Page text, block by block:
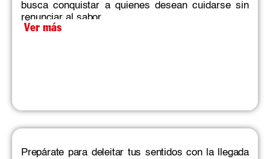
busca conquistar a quienes desean cuidarse sin
renunciar al sabor.
Ver más
Prepárate para deleitar tus sentidos con la llegada